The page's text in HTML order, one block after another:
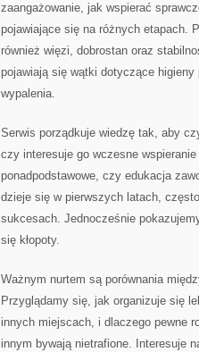
zaangażowanie, jak wspierać
pojawiające się na różnych etapach.
również więzi, dobrostan oraz
pojawiają się wątki dotyczące
wypalenia.
Serwis porządkuje wiedzę tak, aby
czy interesuje go wczesne
ponadpodstawowe, czy edukacja
dzieje się w pierwszych latach,
sukcesach. Jednocześnie
się kłopoty.
Ważnym nurtem są porównania
Przyglądamy się, jak organizuje się
innych miejscach, i dlaczego pewne
innym bywają nietrafione. Interesuje